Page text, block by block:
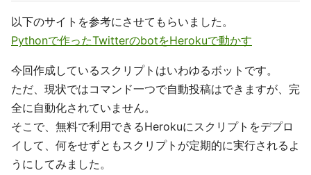
以下のサイトを参考にさせてもらいました。
Pythonで作ったTwitterのbotをHerokuで動かす
今回作成しているスクリプトはいわゆるボットです。
ただ、現状ではコマンド一つで自動投稿はできますが、完
全に自動化されていません。
そこで、無料で利用できるHerokuにスクリプトをデプロ
イして、何をせずともスクリプトが定期的に実行されるよ
うにしてみました。